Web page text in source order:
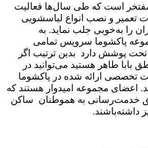
است که طی سال‌ها فعالیت
تعمیر و نصب انواع لباسشویی
را به‌خوبی جلب نماید. به
پاکشوما سرویس تمامی
تحت پوشش دارد بدین ترتیب اگر
بابا طاهر هستید می‌توانید در
تخصصی ارائه شده در پاکشوما
اعضای مجموعه امیدوار هستند که
خدمت‌رسانی به هموطنان ساکن
داشته‌باشند.